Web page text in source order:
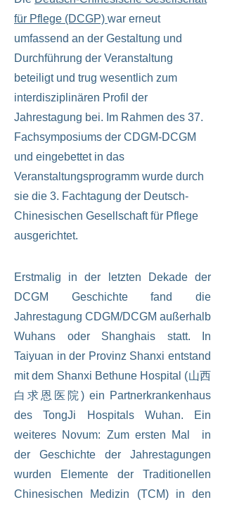
für Pflege (DCGP) war erneut
umfassend an der Gestaltung und
Durchführung der Veranstaltung
beteiligt und trug wesentlich zum
interdisziplinären Profil der
Jahrestagung bei. Im Rahmen des 37.
Fachsymposiums der CDGM-DCGM
und eingebettet in das
Veranstaltungsprogramm wurde durch
sie die 3. Fachtagung der Deutsch-
Chinesischen Gesellschaft für Pflege
ausgerichtet.
Erstmalig in der letzten Dekade der
DCGM Geschichte fand die
Jahrestagung CDGM/DCGM außerhalb
Wuhans oder Shanghais statt. In
Taiyuan in der Provinz Shanxi entstand
mit dem Shanxi Bethune Hospital (山西
白求恩医院) ein Partnerkrankenhaus
des TongJi Hospitals Wuhan. Ein
weiteres Novum: Zum ersten Mal in
der Geschichte der Jahrestagungen
wurden Elemente der Traditionellen
Chinesischen Medizin (TCM) in den